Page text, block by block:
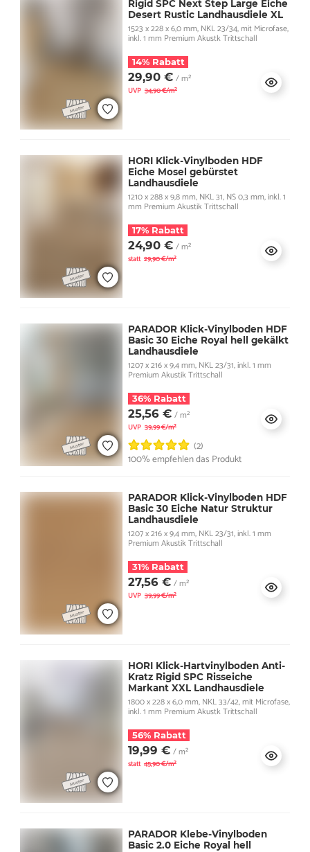
Rigid SPC Next Step Large Eiche
Desert Rustic Landhausdiele XL
1523 x 228 x 6,0 mm, NKL 23/34, mit Microfase,
inkl. 1 mm Premium Akustk Trittschall
14% Rabatt
29,90 € / m²
UVP 34,90 €/m²
HORI Klick-Vinylboden HDF
Eiche Mosel gebürstet
Landhausdiele
1210 x 288 x 9,8 mm, NKL 31, NS 0,3 mm, inkl. 1
mm Premium Akustik Trittschall
17% Rabatt
24,90 € / m²
statt 29,90 €/m²
PARADOR Klick-Vinylboden HDF
Basic 30 Eiche Royal hell gekälkt
Landhausdiele
1207 x 216 x 9,4 mm, NKL 23/31, inkl. 1 mm
Premium Akustik Trittschall
36% Rabatt
25,56 € / m²
UVP 39,99 €/m²
(2)
100% empfehlen das Produkt
PARADOR Klick-Vinylboden HDF
Basic 30 Eiche Natur Struktur
Landhausdiele
1207 x 216 x 9,4 mm, NKL 23/31, inkl. 1 mm
Premium Akustik Trittschall
31% Rabatt
27,56 € / m²
UVP 39,99 €/m²
HORI Klick-Hartvinylboden Anti-
Kratz Rigid SPC Risseiche
Markant XXL Landhausdiele
1800 x 228 x 6,0 mm, NKL 33/42, mit Microfase,
inkl. 1 mm Premium Akustk Trittschall
56% Rabatt
19,99 € / m²
statt 45,90 €/m²
PARADOR Klebe-Vinylboden
Basic 2.0 Eiche Royal hell